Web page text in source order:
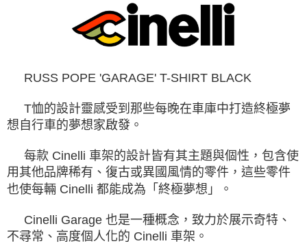
1.分期款項不併入電信帳單，「大哥付你分期」於每月結算日後寄送繳費提
2.透過簡訊連結打開帳單後，可選擇「超商條碼／台灣大直營門市／銀行轉
帳／街口支付／iPASS MONEY」等通路繳費。
1.本服務係由「台灣大哥大股份有限公司」（以下簡稱本公司）所提供，讓
買賣價金債權讓與本公司後，依約使用本公司帳單繳交帳款。
2.基於同意付款使用「大哥付你分期」之契約關係目的，商店將以您的個人
資料（包含姓名、電話或地址）提供予台灣大哥大進項蒐集、處理及利用，
3.完整用戶服務條款，請詳閱以下連結：https://oppay.tw/userRule
【「AFTEE先享後付」結帳流程】
１．於結帳方式選擇「AFTEE先享後付」後，將跳轉至「AFTEE先享後付」
結帳頁面，進行簡訊認證並確認金額後，即可完成結帳。
２．訂單成立數日內，您將收到繳費通知簡訊。
ATM／網路銀行／等多元方式進行付款，方視為交易完成。
※ 請注意：結帳手續完成當下不需立刻繳費，但若您需要取消訂單，請聯絡
後付繳納相關費用。
※ 交易是否成功請以「AFTEE先享後付 」之結帳頁面顯示為準，若有關於
【注意事項】
１．透過由恩沛科技股份有限公司提供之「AFTEE先享後付」服務完成之交
易，需依本服務之必要範圍內提供個人資料，並將交易相關給付款項請求債
２．關於個人資料處理事宜，請瀏覽以下網址：
https://aftee.tw/terms/#terms3
３．未成年的使用者請事先徵得法定代理人或監護人之同意方可使用
每筆NT$60，滿NT$998(含以上)免運費
7-11取貨付款
7-11純取貨
宅配
每筆NT$80，滿NT$1,300(含以上)免運費
RUSS POPE 'GARAGE' T-SHIRT BLACK
T恤的設計靈感受到那些每晚在車庫中打造終極夢
想自行車的夢想家啟發。
每款 Cinelli 車架的設計皆有其主題與個性，包含使
用其他品牌稀有、復古或異國風情的零件，這些零件
也使每輛 Cinelli 都能成為「終極夢想」。
Cinelli Garage 也是一種概念，致力於展示奇特、
不尋常、高度個人化的 Cinelli 車架。